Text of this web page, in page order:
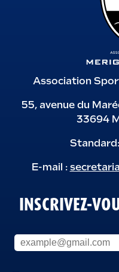
Association
55, avenue du
33694
E-mail :
INSCRIVEZ-